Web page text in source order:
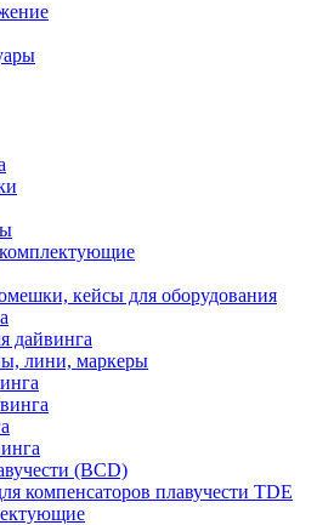
кейсы для оборудования
дайвинга
лини, маркеры
(BCD)
компенсаторов плавучести TDE